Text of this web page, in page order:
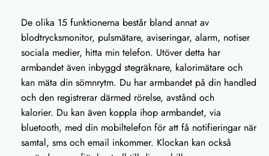
De olika 15 funktionerna består bland annat av
blodtrycksmonitor, pulsmätare, aviseringar, alarm, notiser
sociala medier, hitta min telefon. Utöver detta har
armbandet även inbyggd stegräknare, kalorimätare och
kan mäta din sömnrytm. Du har armbandet på din handled
och den registrerar därmed rörelse, avstånd och
kalorier. Du kan även koppla ihop armbandet, via
bluetooth, med din mobiltelefon för att få notifieringar när
samtal, sms och email inkommer. Klockan kan också